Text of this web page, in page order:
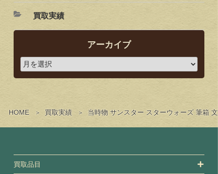
HOME 買取実績 当時物 サンスター スターウォーズ 筆箱
買取実績
アーカイブ
買取品目